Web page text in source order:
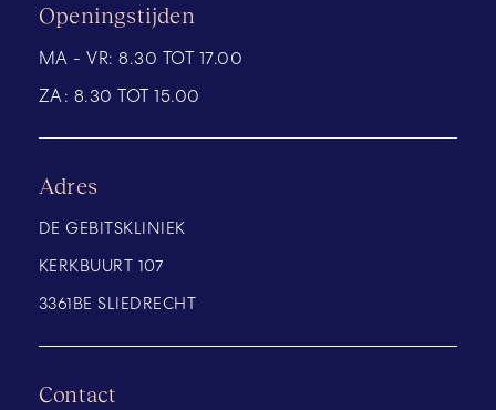
Adres
DE GEBITSKLINIEK
KERKBUURT 107
3361BE SLIEDRECHT
Contact
Openingstijden
MA - VR:8.30 TOT 17.00
ZA: 8.30 TOT 15.00